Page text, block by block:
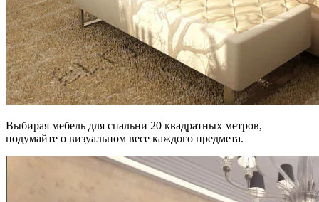
Выбирая мебель для спальни 20 квадратных метров,
подумайте о визуальном весе каждого предмета.